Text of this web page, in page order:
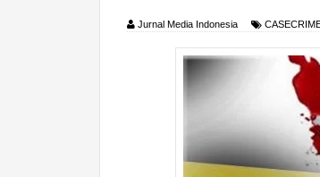
Jurnal Media Indonesia